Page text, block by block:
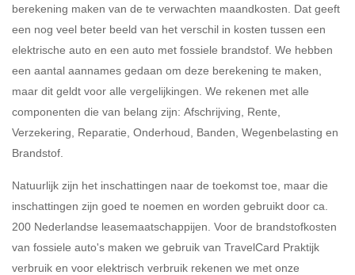
Rijdt u meer dan 500
kilometer privé?
Ja Nee
Belastingspercentage
37,07% (Belastbaar tot €
69.399,- )
Eigen bijdrage
berekening maken van de te verwachten maandkosten. Dat geeft
een nog veel beter beeld van het verschil in kosten tussen een
elektrische auto en een auto met fossiele brandstof. We hebben
een aantal aannames gedaan om deze berekening te maken,
maar dit geldt voor alle vergelijkingen. We rekenen met alle
componenten die van belang zijn: Afschrijving, Rente,
Verzekering, Reparatie, Onderhoud, Banden, Wegenbelasting en
Brandstof.
Natuurlijk zijn het inschattingen naar de toekomst toe, maar die
inschattingen zijn goed te noemen en worden gebruikt door ca.
200 Nederlandse leasemaatschappijen. Voor de brandstofkosten
van fossiele auto's maken we gebruik van TravelCard Praktijk
verbruik en voor elektrisch verbruik rekenen we met onze